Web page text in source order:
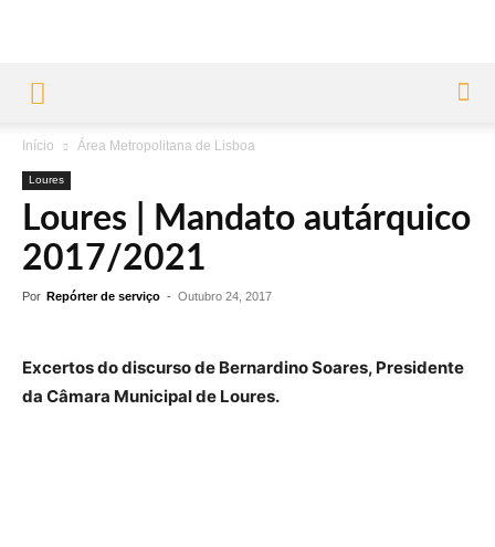
Início Área Metropolitana de Lisboa
Loures
Loures | Mandato autárquico
2017/2021
Por Repórter de serviço - Outubro 24, 2017
Excertos do discurso de Bernardino Soares, Presidente
da Câmara Municipal de Loures.